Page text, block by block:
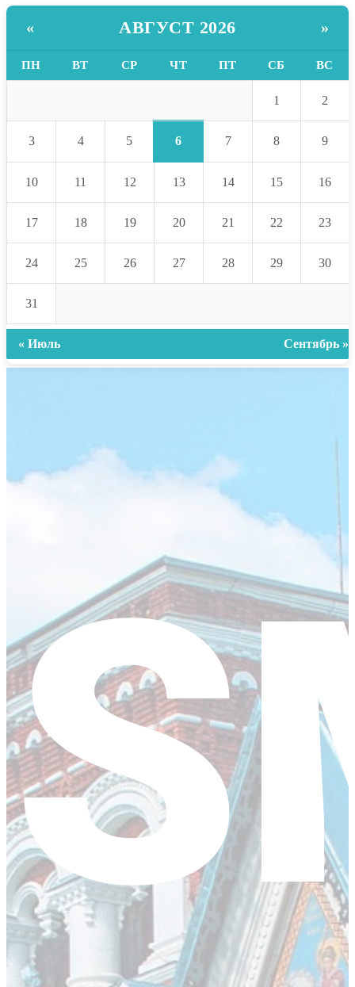
« АВГУСТ 2026 »
ПН ВТ СР ЧТ ПТ СБ ВС
1 2
3 4 5 6 7 8 9
10 11 12 13 14 15 16
17 18 19 20 21 22 23
24 25 26 27 28 29 30
31
« Июль Сентябрь »